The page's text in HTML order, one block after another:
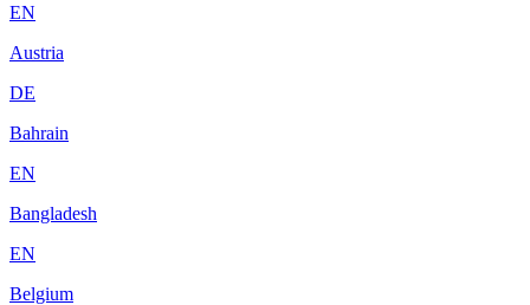
EN
Austria
DE
Bahrain
EN
Bangladesh
EN
Belgium